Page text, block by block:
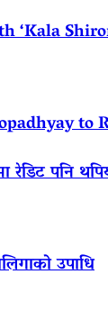
‘Kala
रेडिट पनि
उपाधि